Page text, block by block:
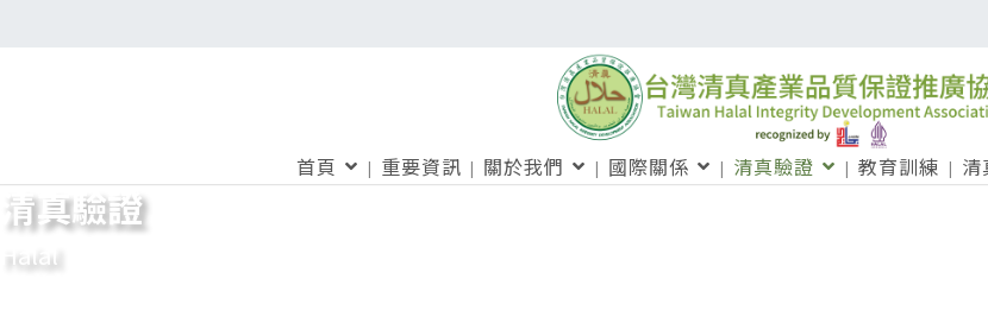
首頁 重要資訊 關於我們 國際關係 清真驗證 教育訓練 清
清真驗證
Halal